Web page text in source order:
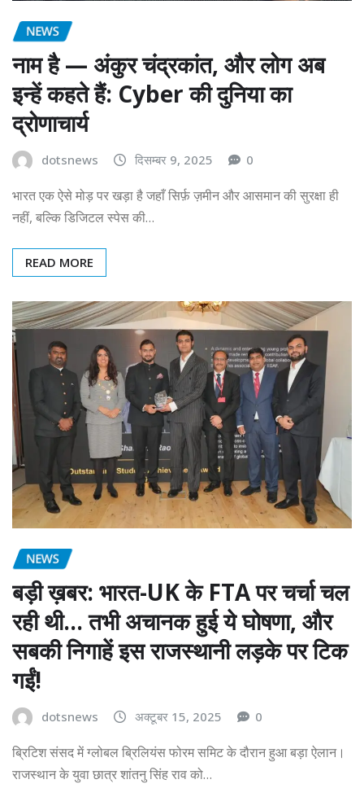
NEWS
नाम है — अंकुर चंद्रकांत, और लोग अब
इन्हें कहते हैं: Cyber की दुनिया का
द्रोणाचार्य
dotsnews दिसम्बर 9, 2025 0
भारत एक ऐसे मोड़ पर खड़ा है जहाँ सिर्फ़ ज़मीन और आसमान की सुरक्षा ही
नहीं, बल्कि डिजिटल स्पेस की…
READ MORE
NEWS
बड़ी ख़बर: भारत-UK के FTA पर चर्चा चल
रही थी… तभी अचानक हुई ये घोषणा, और
सबकी निगाहें इस राजस्थानी लड़के पर टिक
गईं!
dotsnews अक्टूबर 15, 2025 0
ब्रिटिश संसद में ग्लोबल ब्रिलियंस फोरम समिट के दौरान हुआ बड़ा ऐलान।
राजस्थान के युवा छात्र शांतनु सिंह राव को…